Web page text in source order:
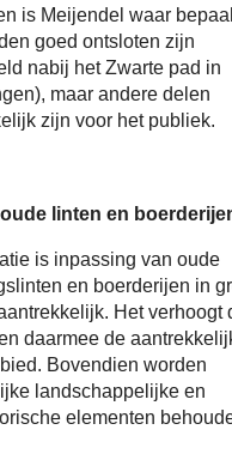
is Meijendel waar
goed ontsloten zijn
nabij het Zwarte pad in
maar andere delen
zijn voor het publiek.
linten en
is inpassing van oude
en boerderijen in
Het verhoogt
daarmee de
Bovendien worden
landschappelijke en
elementen